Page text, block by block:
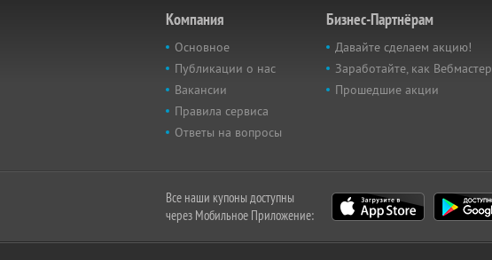
Компания
Основное
Публикации о нас
Вакансии
Правила сервиса
Ответы на вопросы
Бизнес-Партнёрам
Давайте сделаем акцию!
Заработайте, как Вебмастер
Прошедшие акции
Все наши купоны доступны
через Мобильное Приложение: